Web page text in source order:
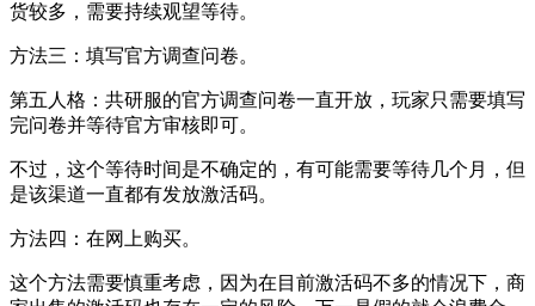
货较多，需要持续观望等待。
方法三：填写官方调查问卷。
第五人格：共研服的官方调查问卷一直开放，玩家只需要填写
完问卷并等待官方审核即可。
不过，这个等待时间是不确定的，有可能需要等待几个月，但
是该渠道一直都有发放激活码。
方法四：在网上购买。
这个方法需要慎重考虑，因为在目前激活码不多的情况下，商